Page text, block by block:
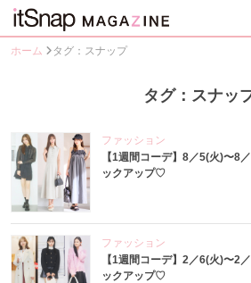
ホーム タグ：スナップ
タグ：スナッ
ファッション
【1週間コーデ】8／5(火)〜8
ックアップ♡
ファッション
【1週間コーデ】2／6(火)〜2
ックアップ♡